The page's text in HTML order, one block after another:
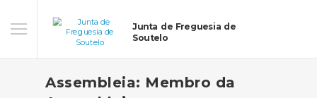
Junta de Freguesia de
Soutelo
Assembleia: Membro da